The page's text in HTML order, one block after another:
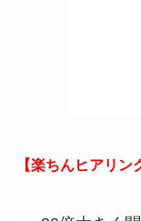
【楽ちんヒアリン